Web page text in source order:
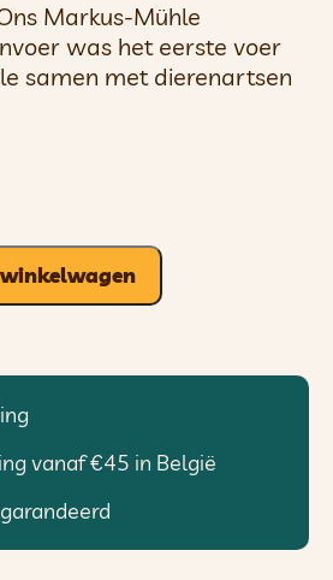
Markus-Mühle
was het eerste voer
samen met dierenartsen
winkelwagen
vanaf €45 in België